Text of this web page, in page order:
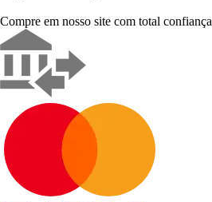
Compre em nosso site com total confiança